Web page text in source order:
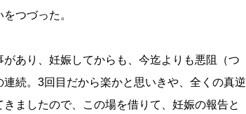
つづった。
あり、妊娠してからも、今迄よりも悪阻（つ
続。3回目だから楽かと思いきや、全くの真逆
ましたので、この場を借りて、妊娠の報告と